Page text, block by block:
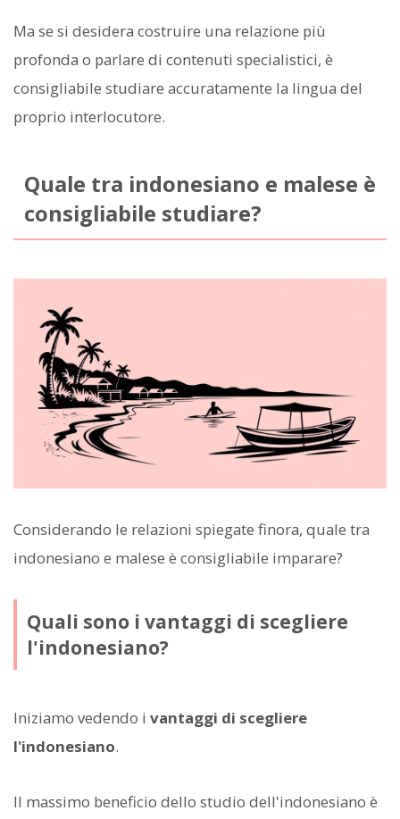
Ma se si desidera costruire una relazione più
profonda o parlare di contenuti specialistici, è
consigliabile studiare accuratamente la lingua del
proprio interlocutore.
Quale tra indonesiano e malese è
consigliabile studiare?
Considerando le relazioni spiegate finora, quale tra
indonesiano e malese è consigliabile imparare?
Quali sono i vantaggi di scegliere
l'indonesiano?
Iniziamo vedendo i vantaggi di scegliere
l'indonesiano.
Il massimo beneficio dello studio dell'indonesiano è